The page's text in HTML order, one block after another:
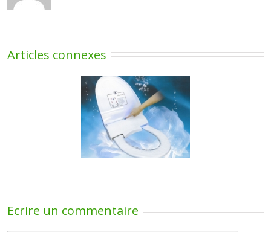
Articles connexes
Ecrire un commentaire